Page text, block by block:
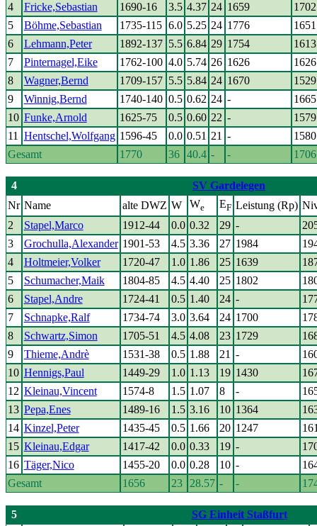
4
Fricke,Sebastian 1690-16 3.5 4.37 24 1659
1702
5
Böhme,Sebastian 1735-115 6.0 5.25 24 1776
1651
6
Lehmann,Peter 1892-137 5.5 6.84 29 1754
1613
7
Pinternagel,Eike 1762-100 4.0 5.74 26 1626
1626
8
Wagner,Bernd 1709-157 5.5 5.84 24 1670
1529
9
Winnig,Bernd 1740-140 0.5 0.62 24 -
1665
10 Funke,Arnold 1625-75 0.5 0.60 22 -
1579
11
Hentschel,Wolfgang 1596-45 0.0 0.51 21 -
1580
Gesamt
1770 36 40.4 - - 1706
4
SV Gardelegen
Nr Name alte DWZ W We EF Leistung (Rp)
2
Stapel,Marco 1912-44 0.0 0.32 29 -
3
Grochulla,Alexander 1901-53 4.5 3.36 27 1984
4
Holtmeier,Volker 1720-47 1.0 1.86 25 1639
5
Schumacher,Maik 1804-85 4.5 4.40 25 1802
6
Stapel,Andre 1724-41 0.5 1.40 24 -
7
Schnapke,Ralf 1734-74 3.0 3.64 24 1700
8
Schwartz,Simon 1705-51 4.5 4.08 23 1729
9
Thieme,Andrè 1531-38 0.5 1.88 21 -
10 Hennigs,Paul 1449-29 1.0 1.13 19 1430
12 Kleinau,Vincent 1574-8 1.5 1.07 8 -
13 Pepa,Enes 1489-16 1.5 3.16 10 1364
14 Kinzel,Peter 1435-45 0.5 1.66 20 1247
15 Kleinau,Edgar 1417-42 0.0 0.33 19 -
16 Täger,Nico 1455-20 0.0 0.28 10 -
Gesamt
1656 23 28.57 - -
5
SG Einheit Staßfurt